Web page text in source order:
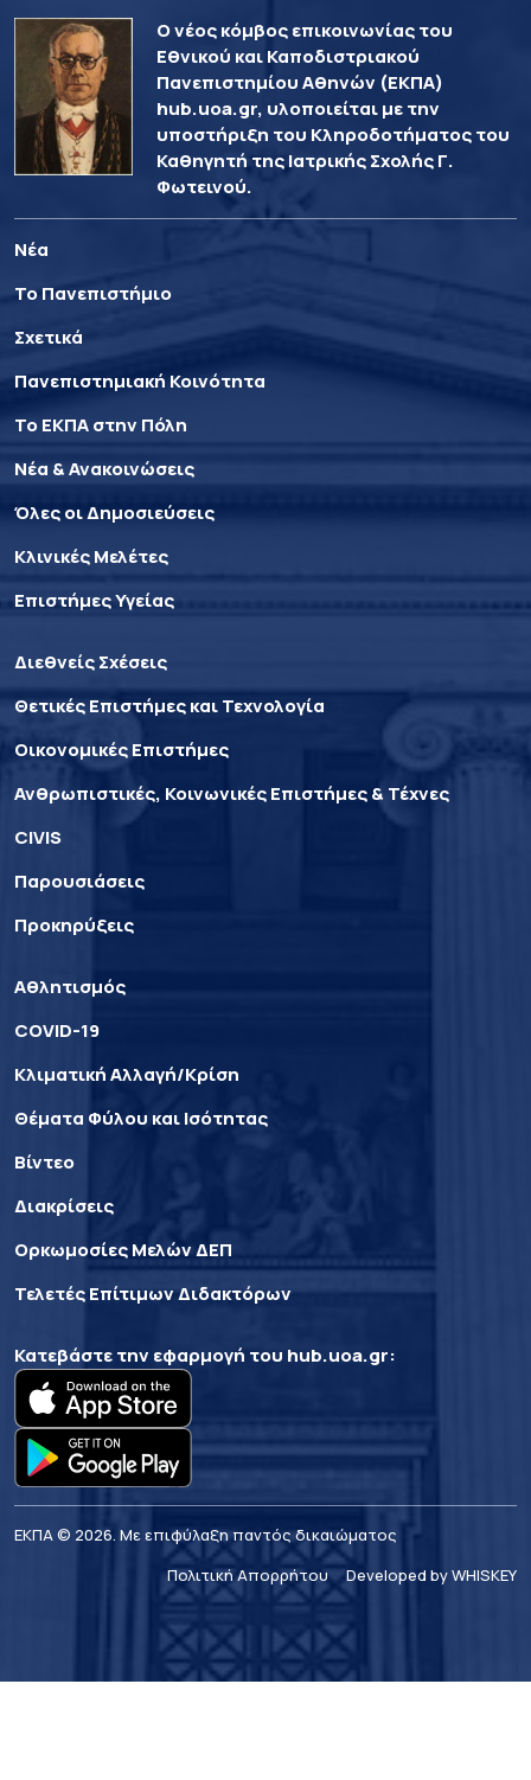
Ο νέος κόμβος επικοινωνίας του
Εθνικού και Καποδιστριακού
Πανεπιστημίου Αθηνών (ΕΚΠΑ)
hub.uoa.gr, υλοποιείται με την
υποστήριξη του Κληροδοτήματος του
Καθηγητή της Ιατρικής Σχολής Γ.
Φωτεινού.
Νέα
Το Πανεπιστήμιο
Σχετικά
Πανεπιστημιακή Κοινότητα
Το ΕΚΠΑ στην Πόλη
Νέα & Ανακοινώσεις
Όλες οι Δημοσιεύσεις
Κλινικές Μελέτες
Επιστήμες Υγείας
Διεθνείς Σχέσεις
Θετικές Επιστήμες και Τεχνολογία
Οικονομικές Επιστήμες
Ανθρωπιστικές, Κοινωνικές Επιστήμες & Τέχνες
CIVIS
Παρουσιάσεις
Προκηρύξεις
Αθλητισμός
COVID-19
Κλιματική Αλλαγή/Κρίση
Θέματα Φύλου και Ισότητας
Βίντεο
Διακρίσεις
Ορκωμοσίες Μελών ΔΕΠ
Τελετές Επίτιμων Διδακτόρων
Κατεβάστε την εφαρμογή του hub.uoa.gr:
ΕΚΠΑ © 2026. Με επιφύλαξη παντός δικαιώματος
Πολιτική Απορρήτου
Developed by WHISKEY